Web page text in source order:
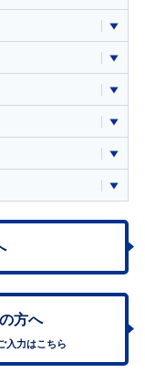
方へ
入力はこちら